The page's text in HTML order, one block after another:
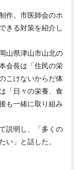
作。市医師会のホ
きる対策を紹介し
山県津山市山北の
会長は「住民の栄
こけないからだ体
「日々の栄養、食
も一緒に取り組み
説明し、「多くの
い」と話した。